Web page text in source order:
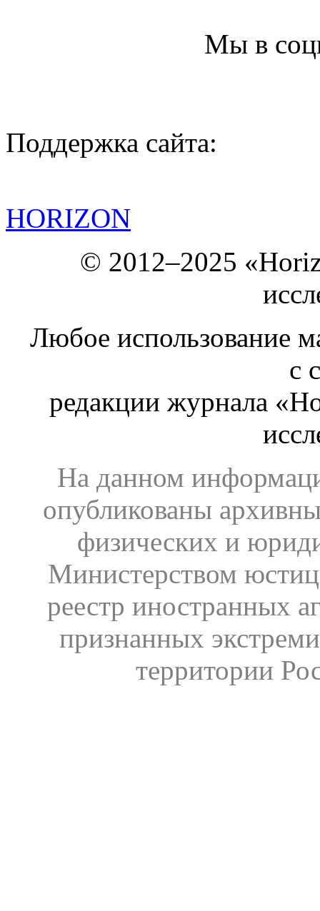
Мы в
Поддержка сайта:
HORIZON
© 2012–2025
Любое использование
с
редакции журнала
На данном
опубликованы
физических и
Министерством
реестр иностранных
признанных
территории